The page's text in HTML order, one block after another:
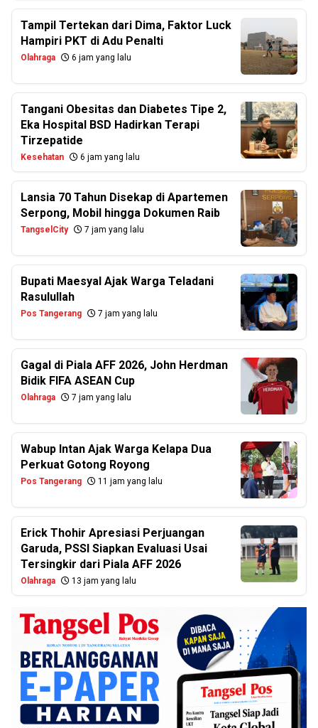
Tampil Tertekan dari Dima, Faktor Luck
Hampiri PKT di Adu Penalti
Olahraga 6 jam yang lalu
Tangani Obesitas dan Diabetes Tipe 2,
Eka Hospital BSD Hadirkan Terapi
Tirzepatide
Kesehatan 6 jam yang lalu
Lansia 70 Tahun Disekap di Apartemen
Serpong, Mobil hingga Dokumen Raib
TangselCity 7 jam yang lalu
Bupati Maesyal Ajak Warga Teladani
Rasulullah
Pos Tangerang 7 jam yang lalu
Gagal di Piala AFF 2026, John Herdman
Bidik FIFA ASEAN Cup
Olahraga 7 jam yang lalu
Wabup Intan Ajak Warga Kelapa Dua
Perkuat Gotong Royong
Pos Tangerang 11 jam yang lalu
Erick Thohir Apresiasi Perjuangan
Garuda, PSSI Siapkan Evaluasi Usai
Tersingkir dari Piala AFF 2026
Olahraga 13 jam yang lalu